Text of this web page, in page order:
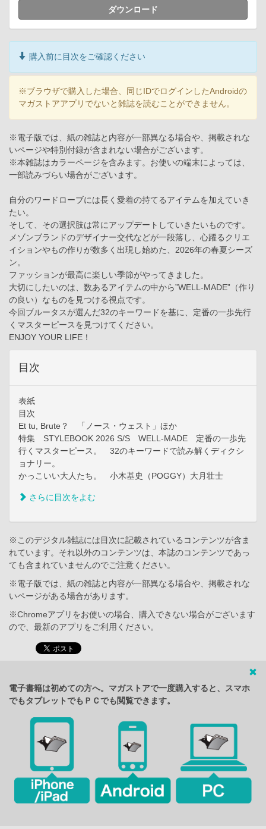
ダウンロード
購入前に目次をご確認ください
※ブラウザで購入した場合、同じIDでログインしたAndroidの
マガストアアプリでないと雑誌を読むことができません。
※電子版では、紙の雑誌と内容が一部異なる場合や、掲載されな
いページや特別付録が含まれない場合がございます。
※本雑誌はカラーページを含みます。お使いの端末によっては、
一部読みづらい場合がございます。
自分のワードローブには長く愛着の持てるアイテムを加えていき
たい。
そして、その選択肢は常にアップデートしていきたいものです。
メゾンブランドのデザイナー交代などが一段落し、心躍るクリエ
イションやもの作りが数多く出現し始めた、2026年の春夏シーズ
ン。
ファッションが最高に楽しい季節がやってきました。
大切にしたいのは、数あるアイテムの中から”WELL-MADE”（作り
の良い）なものを見つける視点です。
今回ブルータスが選んだ32のキーワードを基に、定番の一歩先行
くマスターピースを見つけてください。
ENJOY YOUR LIFE！
目次
表紙
目次
Et tu, Brute？ 「ノース・ウェスト」ほか
特集 STYLEBOOK 2026 S/S WELL-MADE 定番の一歩先
行くマスターピース。 32のキーワードで読み解くディクシ
ョナリー。
かっこいい大人たち。 小木基史（POGGY）大月壮士
さらに目次をよむ
※このデジタル雑誌には目次に記載されているコンテンツが含ま
れています。それ以外のコンテンツは、本誌のコンテンツであっ
ても含まれていませんのでご注意ください。
※電子版では、紙の雑誌と内容が一部異なる場合や、掲載されな
いページがある場合があります。
※Chromeアプリをお使いの場合、購入できない場合がございます
ので、最新のアプリをご利用ください。
電子書籍は初めての方へ。マガストアで一度購入すると、スマホ
でもタブレットでもＰＣでも閲覧できます。